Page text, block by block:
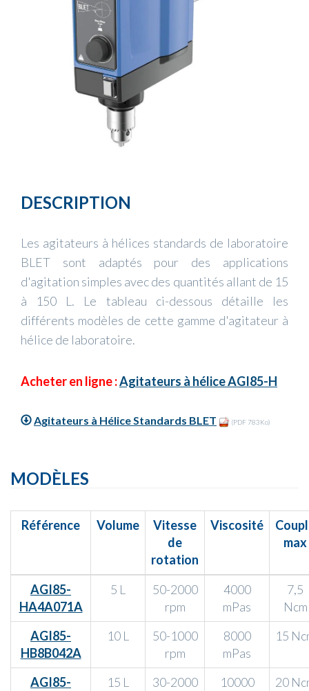
DESCRIPTION
Les agitateurs à hélices standards de laboratoire
BLET sont adaptés pour des applications
d'agitation simples avec des quantités allant de 15
à 150 L. Le tableau ci-dessous détaille les
différents modèles de cette gamme d'agitateur à
hélice de laboratoire.
Acheter en ligne :Agitateurs à hélice AGI85-H
Agitateurs à Hélice Standards BLET (PDF 783Ko)
MODÈLES
Référence Volume
Vitesse
de
rotation
Viscosité
max
AGI85-
HA4A071A
5 L
50-2000
rpm
4000
mPas
7,5
Ncm
AGI85-
HB8B042A
10 L
50-1000
rpm
8000
mPas
15
AGI85-
15 L
30-2000
10000
20